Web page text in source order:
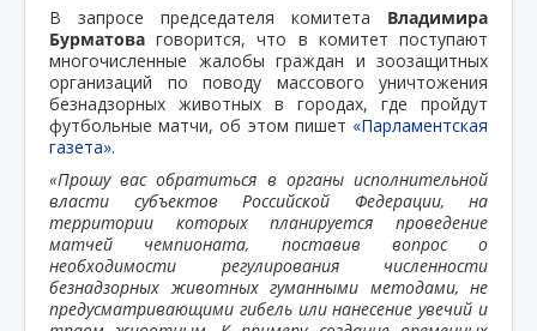
В запросе председателя комитета Владимира
Бурматова говорится, что в комитет поступают
многочисленные жалобы граждан и зоозащитных
организаций по поводу массового уничтожения
безнадзорных животных в городах, где пройдут
футбольные матчи, об этом пишет «Парламентская
газета».
«Прошу вас обратиться в органы исполнительной
власти субъектов Российской Федерации, на
территории которых планируется проведение
матчей чемпионата, поставив вопрос о
необходимости регулирования численности
безнадзорных животных гуманными методами, не
предусматривающими гибель или нанесение увечий и